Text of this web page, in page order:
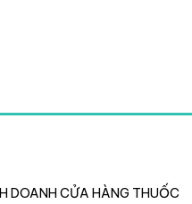
DOANH CỬA HÀNG THUỐC